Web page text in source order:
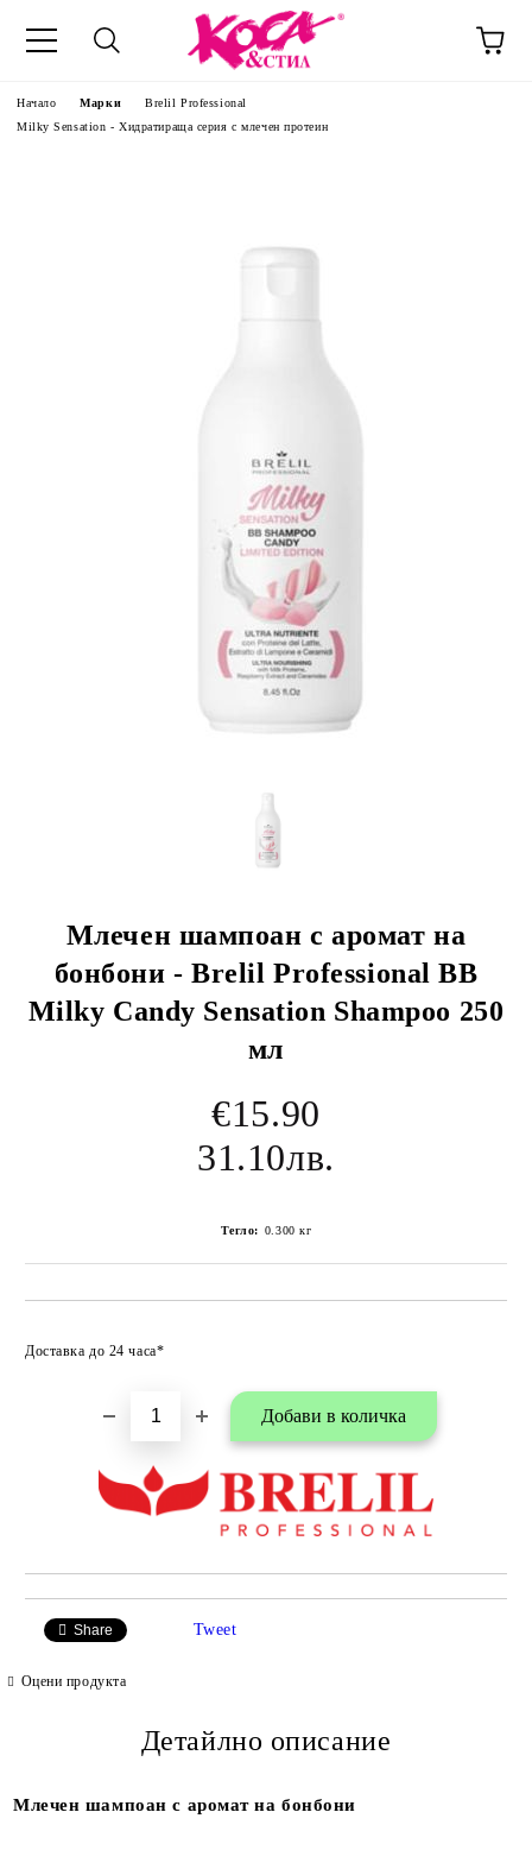
Начало Марки
Brelil Professional
Milky Sensation - Хидратираща серия с млечен протеин
Млечен шампоан с аромат на
бонбони - Brelil Professional BB
Milky Candy Sensation Shampoo 250
мл
€15.90
31.10лв.
Тегло: 0.300 кг
Доставка до 24 часа*
Share Tweet
Оцени продукта
Детайлно описание
Млечен шампоан с аромат на бонбони